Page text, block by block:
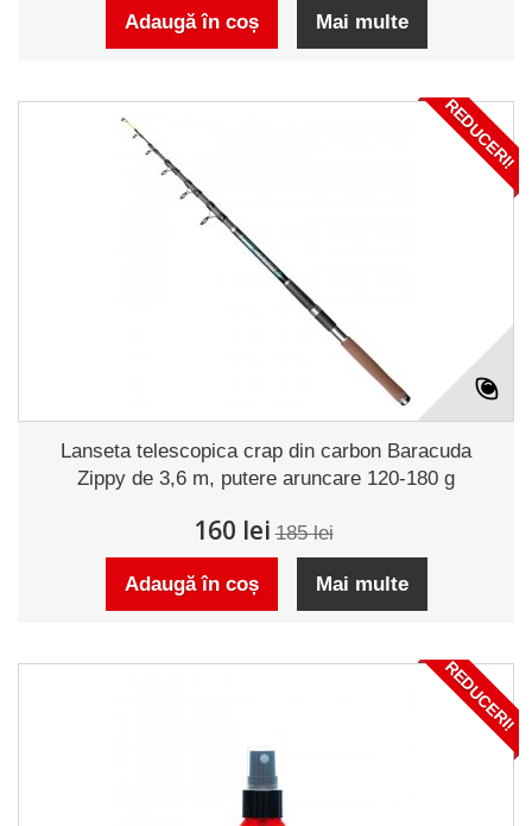
Adaugă în coș Mai multe
REDUCERI!
Lanseta telescopica crap din carbon Baracuda
Zippy de 3,6 m, putere aruncare 120-180 g
160 lei 185 lei
Adaugă în coș Mai multe
REDUCERI!